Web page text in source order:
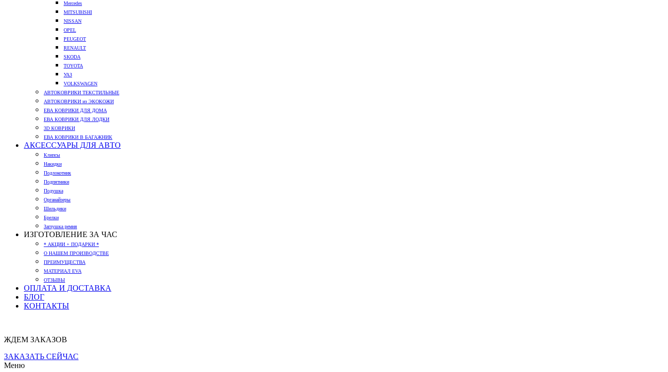
Mercedes
MITSUBISHI
NISSAN
OPEL
PEUGEOT
RENAULT
SKODA
TOYOTA
УАЗ
VOLKSWAGEN
АВТОКОВРИКИ ТЕКСТИЛЬНЫЕ
АВТОКОВРИКИ из ЭКОКОЖИ
ЕВА КОВРИКИ ДЛЯ ДОМА
ЕВА КОВРИКИ ДЛЯ ЛОДКИ
3D КОВРИКИ
ЕВА КОВРИКИ В БАГАЖНИК
АКСЕССУАРЫ ДЛЯ АВТО
Клипсы
Накидки
Подлокотник
Подпятники
Подушка
Органайзеры
Шильдики
Брелки
Заглушка ремня
ИЗГОТОВЛЕНИЕ ЗА ЧАС
* АКЦИИ + ПОДАРКИ *
О НАШЕМ ПРОИЗВОДСТВЕ
ПРЕИМУЩЕСТВА
МАТЕРИАЛ EVA
ОТЗЫВЫ
ОПЛАТА И ДОСТАВКА
БЛОГ
КОНТАКТЫ
ЖДЕМ ЗАКАЗОВ
ЗАКАЗАТЬ СЕЙЧАС
Меню